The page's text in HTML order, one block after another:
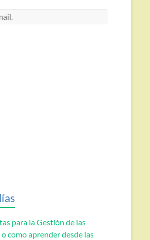
para la Gestión de las
como aprender desde las